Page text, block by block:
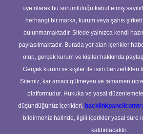
üye olarak bu sorumluluğu kabul etmiş
herhangi bir marka, kurum veya şahıs
bulunmamaktadır. Sitede yalnızca kendi
paylaşılmaktadır. Burada yer alan içerikler
olup, gerçek kurum ve kişiler hakkında
Gerçek kurum ve kişiler ile isim benzerlikleri
Sitemiz, kar amacı gütmeyen ve tamamen
platformudur. Hukuka ve yasal
düşündüğünüz içerikleri,
bildirmeniz halinde, ilgili içerikler yasal süre
kaldırılacaktır.